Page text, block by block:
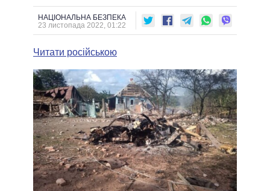
КАБІНЕТ МІНІСТРІВ
ГОЛОВИ ОБЛАДМІНІСТРАЦІЙ
МЕРИ МІСТ
ПІДТРИМАТИ
ПОРІВНЯННЯ ПОЛІТИКІВ
НАЦІОНАЛЬНА БЕЗПЕКА
23 листопада 2022, 01:22
Читати російською